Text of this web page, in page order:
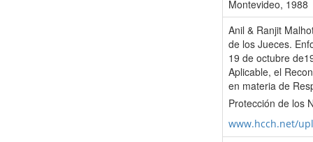
Montevideo, 1988
Anil & Ranjit
de los Jueces.
19 de octubre
Aplicable, el
en materia de
Protección de los
www.hcch.net/